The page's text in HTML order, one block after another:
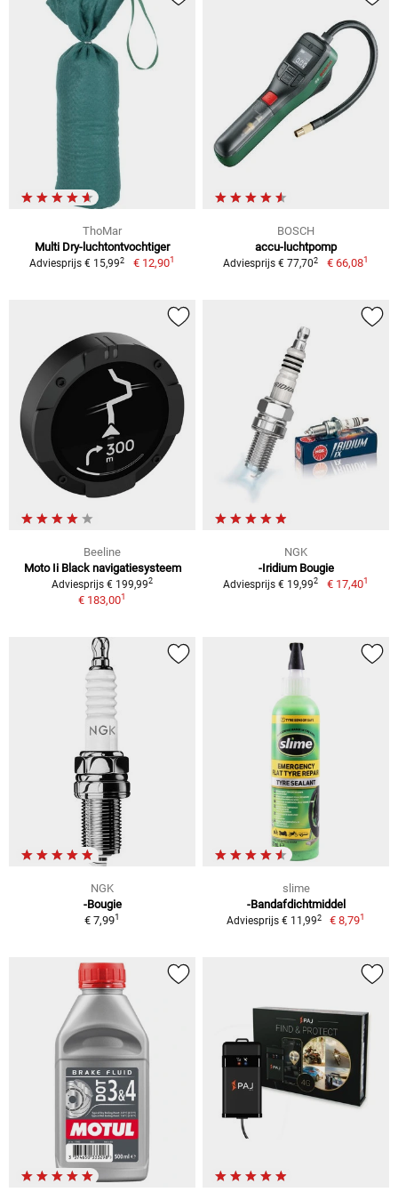
ThoMar
Multi Dry-luchtontvochtiger
Adviesprijs € 15,992 € 12,901
BOSCH
accu-luchtpomp
Adviesprijs € 77,702 € 66,081
Beeline
Moto Ii Black navigatiesysteem
Adviesprijs € 199,992
€ 183,001
NGK
-Iridium Bougie
Adviesprijs € 19,992 € 17,401
NGK
-Bougie
€ 7,991
slime
-Bandafdichtmiddel
Adviesprijs € 11,992 € 8,791